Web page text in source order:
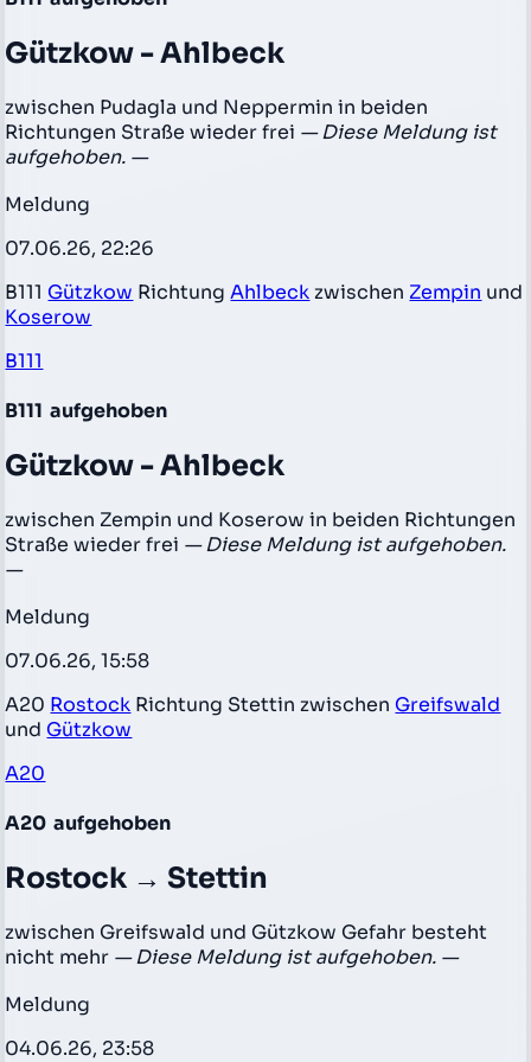
Gützkow - Ahlbeck
zwischen Pudagla und Neppermin in beiden
Richtungen Straße wieder frei — Diese Meldung ist
aufgehoben. —
Meldung
07.06.26, 22:26
B111 Gützkow RichtungAhlbeck zwischen Zempin und
Koserow
B111
B111 aufgehoben
Gützkow - Ahlbeck
zwischen Zempin und Koserow in beiden Richtungen
Straße wieder frei — Diese Meldung ist aufgehoben.
—
Meldung
07.06.26, 15:58
A20 Rostock Richtung Stettin zwischen Greifswald
und Gützkow
A20
A20 aufgehoben
Rostock → Stettin
zwischen Greifswald und Gützkow Gefahr besteht
nicht mehr — Diese Meldung ist aufgehoben. —
Meldung
04.06.26, 23:58